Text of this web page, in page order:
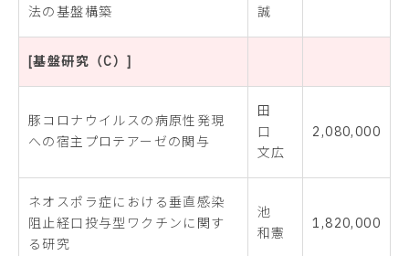
法の基盤構築
誠
[基盤研究（C）]
豚コロナウイルスの病原性発現
への宿主プロテアーゼの関与
田
口
文広
2,080,000
ネオスポラ症における垂直感染
阻止経口投与型ワクチンに関す
る研究
池
和憲
1,820,000